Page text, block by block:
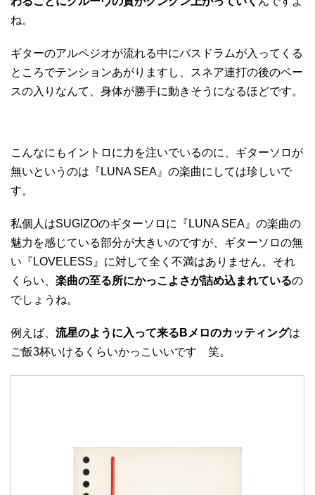
ね。
ギターのアルペジオが流れる中にバスドラムが入ってくる
ところでテンションあがりますし、スネア連打の後のベー
スの入りなんて、身体が勝手に動きそうになるほどです。
こんなにもイントロに力を注いでいるのに、ギターソロが
無いというのは『LUNA SEA』の楽曲にしては珍しいで
す。
私個人はSUGIZOのギターソロに『LUNA SEA』の楽曲の
魅力を感じている部分が大きいのですが、ギターソロの無
い『LOVELESS』に対して全く不満はありません。それ
くらい、 楽曲の至る所にかっこよさが詰め込まれているの
でしょうね。
例えば、 流星のように入って来るBメロのカッティングは
ご飯3杯いけるくらいかっこいいです 笑。